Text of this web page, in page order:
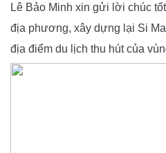
Lê Bảo Minh xin gửi lời chúc
địa phương, xây dựng lại Si
địa điểm du lịch thu hút của